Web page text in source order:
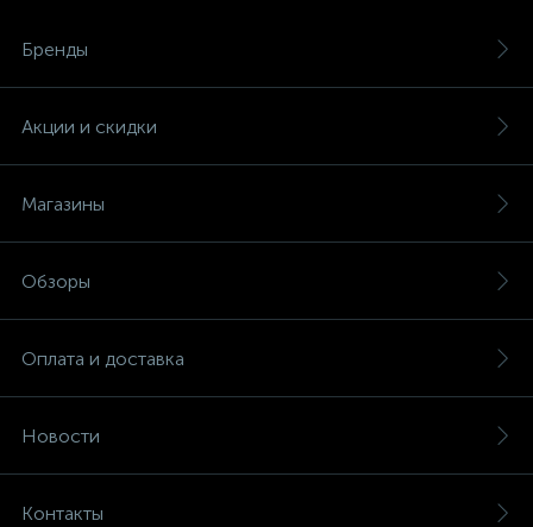
Бренды
Акции и скидки
Магазины
Обзоры
Оплата и доставка
Новости
Контакты